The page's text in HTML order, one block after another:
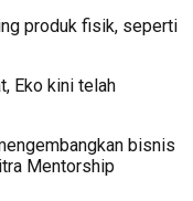
produk fisik, seperti
Eko kini telah
bisnis
Mentorship